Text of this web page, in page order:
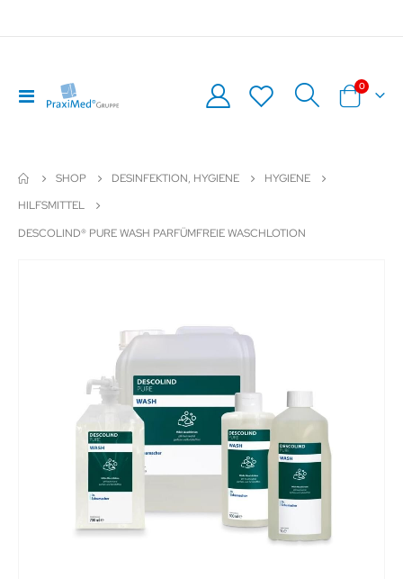
Navigation
umschalten
Warenkorb
0Artikel
SHOP DESINFEKTION, HYGIENE
HYGIENE
HILFSMITTEL
DESCOLIND® PURE WASH PARFÜMFREIE WASCHLOTION